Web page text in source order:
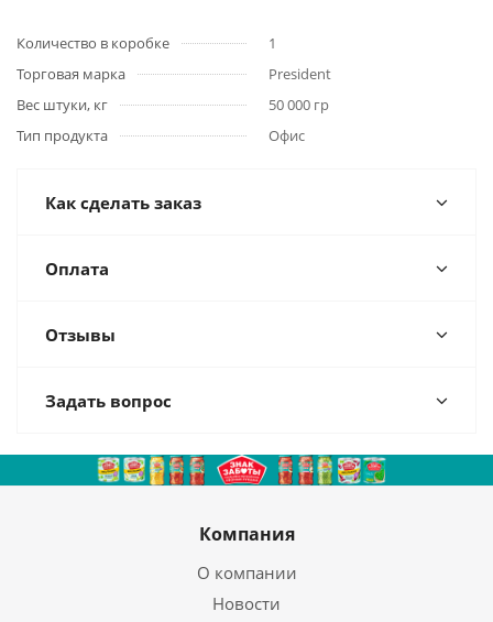
Количество в коробке
1
Торговая марка
President
Вес штуки, кг
50 000 гр
Тип продукта
Офис
Как сделать заказ
Оплата
Отзывы
Задать вопрос
Компания
О компании
Новости